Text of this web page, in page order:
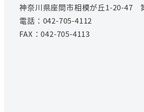
神奈川県座間市相模が丘1-20-47
電話：042-705-4112
FAX：042-705-4113